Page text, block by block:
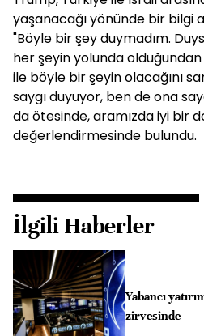
yaşanacağı yönünde bir bilgi
"Böyle bir şey duymadım.
her şeyin yolunda
ile böyle bir şeyin olacağını
saygı duyuyor, ben de ona
da ötesinde, aramızda iyi bir
değerlendirmesinde bulundu.
İlgili Haberler
Yabancı
zirvesinde